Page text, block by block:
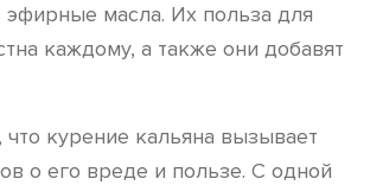
масла. Их польза для
каждому, а также они добавят
что курение кальяна вызывает
о его вреде и пользе. С одной